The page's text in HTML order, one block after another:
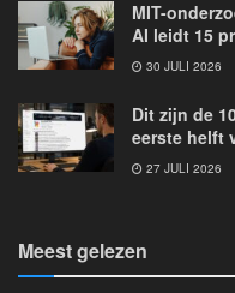
MIT-
AI leidt 15
30 JULI 2026
Dit zijn de
eerste helft
27 JULI 2026
Meest gelezen